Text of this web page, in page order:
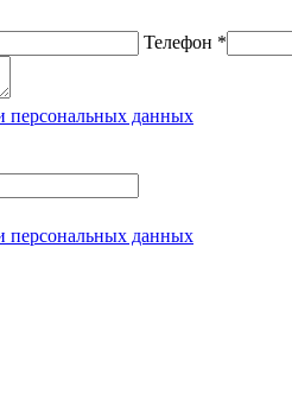
Телефон *
персональных данных
персональных данных